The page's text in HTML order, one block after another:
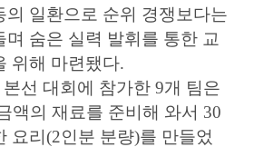
의 일환으로 순위 경쟁보다는
며 숨은 실력 발휘를 통한 교
위해 마련됐다.
선 대회에 참가한 9개 팀은
액의 재료를 준비해 와서 30
요리(2인분 분량)를 만들었